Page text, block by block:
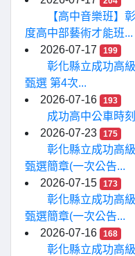
【高中音樂班】
度高中部藝術才能班...
2026-07-17
199
彰化縣立成功高
甄選 第4次...
2026-07-16
193
成功高中公車時
2026-07-23
175
彰化縣立成功高
甄選簡章(一次公告...
2026-07-15
173
彰化縣立成功高
甄選簡章(一次公告...
2026-07-16
168
彰化縣立成功高